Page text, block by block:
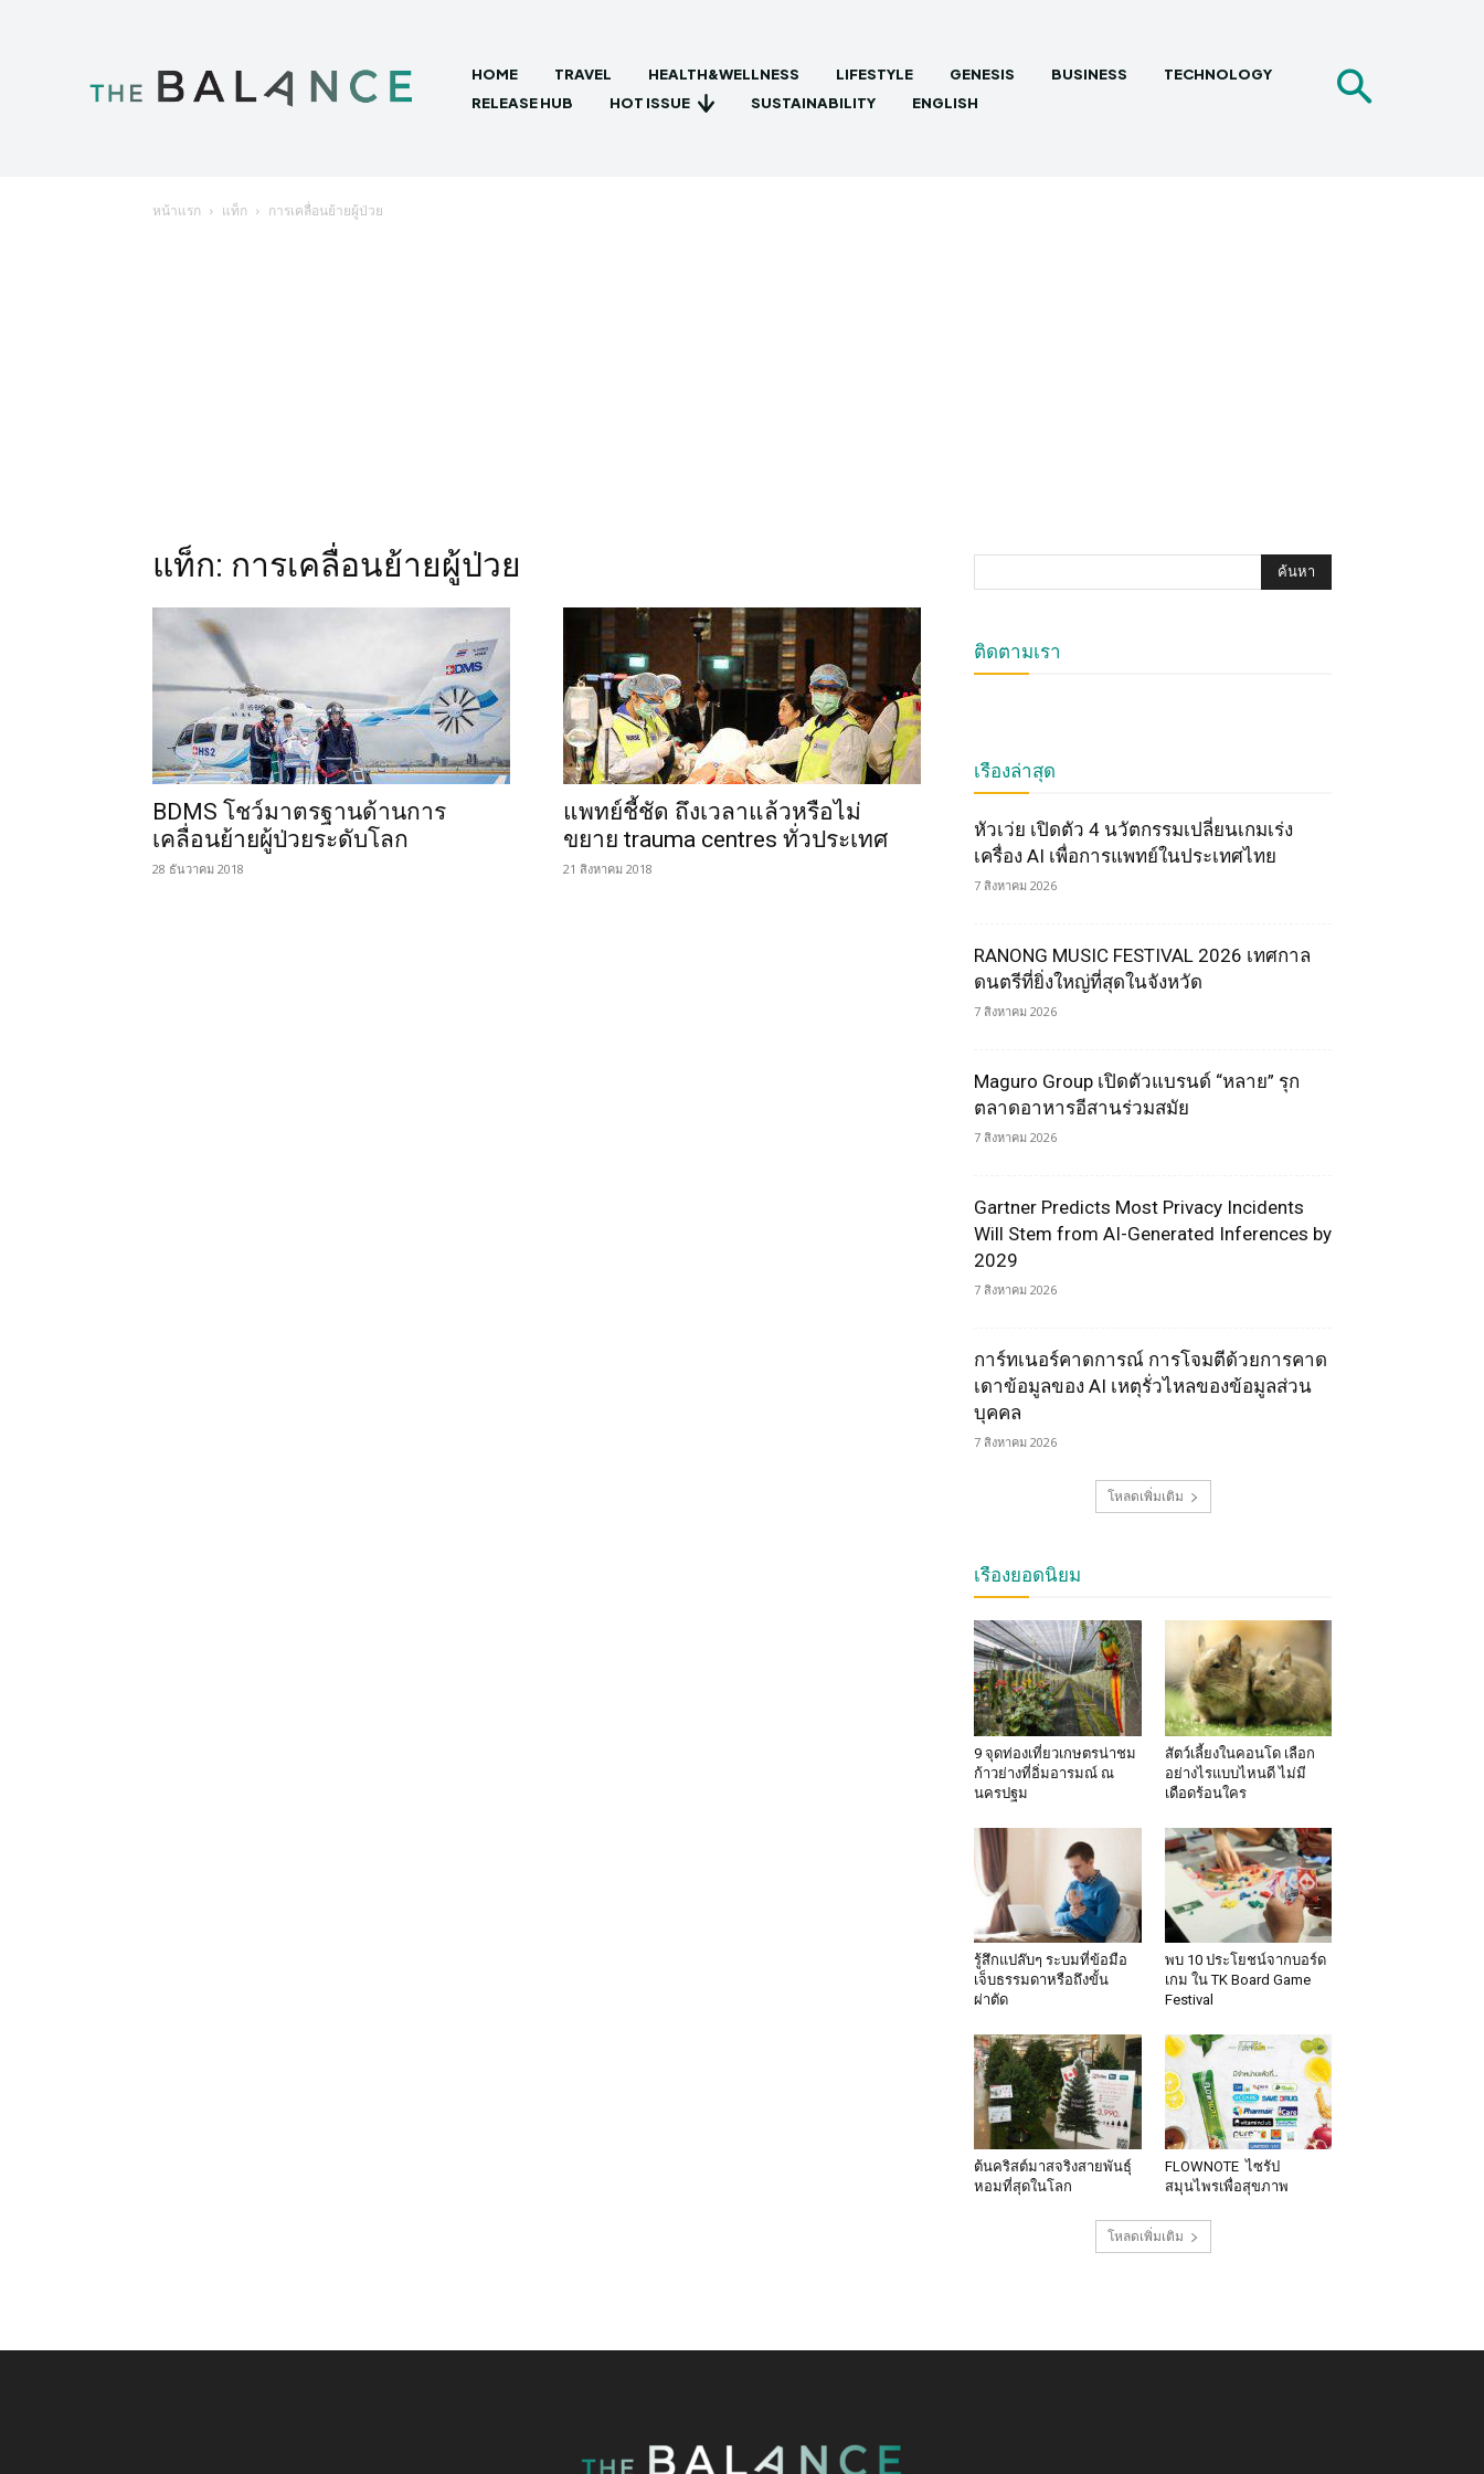
HOME TRAVEL HEALTH&WELLNESS LIFESTYLE GENESIS BUSINESS
TECHNOLOGY
RELEASE HUB
HOT ISSUE SUSTAINABILITY ENGLISH
หน้าแรก แท็ก การเคลื่อนย้ายผู้ป่วย
แท็ก: การเคลื่อนย้ายผู้ป่วย
BDMS โชว์มาตรฐานด้านการ
เคลื่อนย้ายผู้ป่วยระดับโลก
28 ธันวาคม 2018
แพทย์ชี้ชัด ถึงเวลาแล้วหรือไม่
ขยาย trauma centres ทั่วประเทศ
21 สิงหาคม 2018
ติดตามเรา
เรื่องล่าสุด
หัวเว่ย เปิดตัว 4 นวัตกรรมเปลี่ยนเกมเร่ง
เครื่อง AI เพื่อการแพทย์ในประเทศไทย
7 สิงหาคม 2026
RANONG MUSIC FESTIVAL 2026 เทศกาล
ดนตรีที่ยิ่งใหญ่ที่สุดในจังหวัด
7 สิงหาคม 2026
Maguro Group เปิดตัวแบรนด์ “หลาย” รุก
ตลาดอาหารอีสานร่วมสมัย
7 สิงหาคม 2026
Gartner Predicts Most Privacy Incidents
Will Stem from AI-Generated Inferences by
2029
7 สิงหาคม 2026
การ์ทเนอร์คาดการณ์ การโจมตีด้วยการคาด
เดาข้อมูลของ AI เหตุรั่วไหลของข้อมูลส่วน
บุคคล
7 สิงหาคม 2026
โหลดเพิ่มเติม
เรื่องยอดนิยม
9 จุดท่องเที่ยวเกษตรน่าชม
ก้าวย่างที่อิ่มอารมณ์ ณ
นครปฐม
สัตว์เลี้ยงในคอนโด เลือก
อย่างไรแบบไหนดี ไม่มี
เดือดร้อนใคร
รู้สึกแปล๊บๆ ระบมที่ข้อมือ
เจ็บธรรมดาหรือถึงขั้น
ผ่าตัด
พบ 10 ประโยชน์จากบอร์ด
เกม ใน TK Board Game
Festival
ต้นคริสต์มาสจริงสายพันธุ์
หอมที่สุดในโลก
FLOWNOTE ไซรัป
สมุนไพรเพื่อสุขภาพ
โหลดเพิ่มเติม